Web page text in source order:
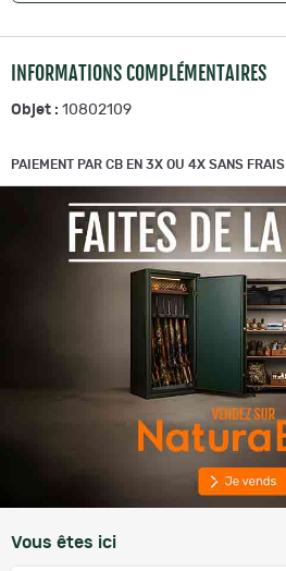
INFORMATIONS COMPLÉMENTAIRES
Objet : 10802109
PAIEMENT PAR CB EN 3X OU 4X SANS FRAIS
Vous êtes ici